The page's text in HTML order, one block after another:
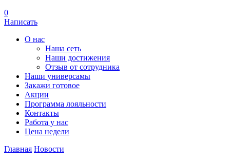
0
Написать
О нас
Наша сеть
Наши достижения
Отзыв от сотрудника
Наши универсамы
Закажи готовое
Акции
Программа лояльности
Контакты
Работа у нас
Цена недели
Главная Новости